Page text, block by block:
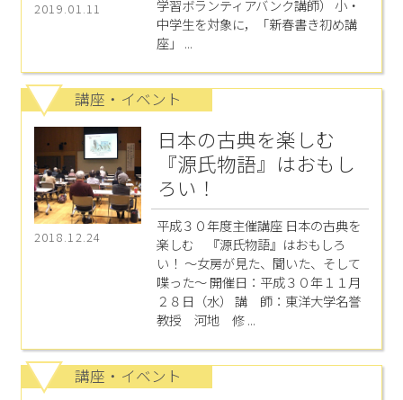
2019.01.11
学習ボランティアバンク講師） 小・
中学生を対象に，「新春書き初め講
座」 ...
講座・イベント
2018.12.24
日本の古典を楽しむ
『源氏物語』はおもし
ろい！
平成３０年度主催講座 日本の古典を
楽しむ 『源氏物語』はおもしろ
い！ ～女房が見た、聞いた、そして
喋った～ 開催日：平成３０年１１月
２８日（水） 講 師：東洋大学名誉
教授 河地 修 ...
講座・イベント